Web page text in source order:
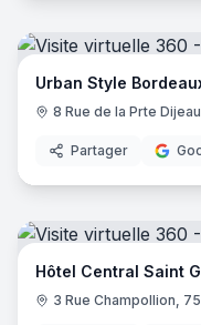
Urban Style
8 Rue de la Prte
Partager
Hôtel Central Saint
3 Rue Champollion,